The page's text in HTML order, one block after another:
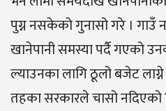
पुग्न नसकेको गुनासो गरे । गाउँ
खानेपानी समस्या पर्दै गएको
ल्याउनका लागि ठूलो बजेट
तहका सरकारले चासो नदिएको